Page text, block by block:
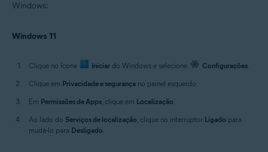
Windows:
Windows 11
Clique no ícone Iniciar do Windows e selecione Configurações.
Clique em Privacidade e segurança no painel esquerdo.
Em Permissões de Apps, clique em Localização.
Ao lado do Serviços de localização, clique no interruptor Ligado para
mudá-lo para Desligado.